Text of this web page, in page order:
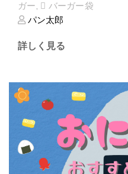
ガー,
バーガー袋
パン太郎
詳しく見る